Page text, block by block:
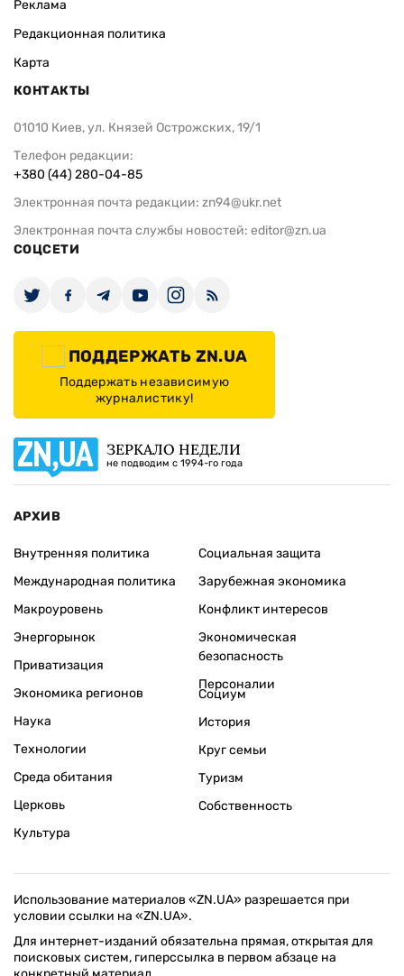
Реклама
Редакционная политика
Карта
КОНТАКТЫ
01010 Киев, ул. Князей Острожских, 19/1
Телефон редакции:
+380 (44) 280-04-85
Электронная почта редакции: zn94@ukr.net
Электронная почта службы новостей: editor@zn.ua
СОЦСЕТИ
ПОДДЕРЖАТЬ ZN.UA
Поддержать независимую
журналистику!
ЗЕРКАЛО НЕДЕЛИ
не подводим с 1994-го года
АРХИВ
Внутренняя политика
Международная политика
Макроуровень
Энергорынок
Приватизация
Экономика регионов
Социальная защита
Зарубежная экономика
Конфликт интересов
Экономическая
безопасность
Персоналии
Наука
Технологии
Среда обитания
Церковь
Культура
Социум
История
Круг семьи
Туризм
Собственность
Использование материалов «ZN.UA» разрешается при
условии ссылки на «ZN.UA».
Для интернет-изданий обязательна прямая, открытая для
поисковых систем, гиперссылка в первом абзаце на